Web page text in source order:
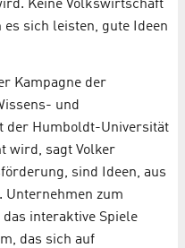
Keine Volkswirtschaft
sich leisten, gute Ideen
Kampagne der
und
der Humboldt-Universität
wird, sagt Volker
sind Ideen, aus
Unternehmen zum
interaktive Spiele
das sich auf